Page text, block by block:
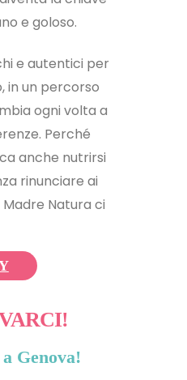
e goloso.
e autentici per
in un percorso
ogni volta a
Perché
anche nutrirsi
rinunciare ai
Natura ci
Genova!